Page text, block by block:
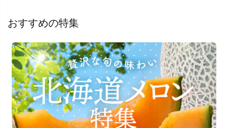
おすすめの特集